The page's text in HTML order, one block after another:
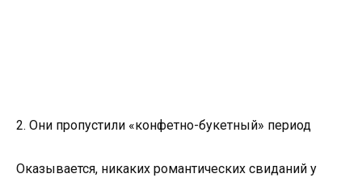
2. Они пропустили «конфетно-букетный» период
Оказывается, никаких романтических свиданий у